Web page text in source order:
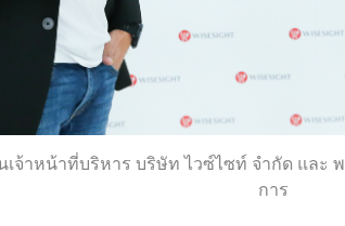
จ้าหน้าที่บริหาร บริษัท ไวซ์ไซท์ จำกัด และ
การ